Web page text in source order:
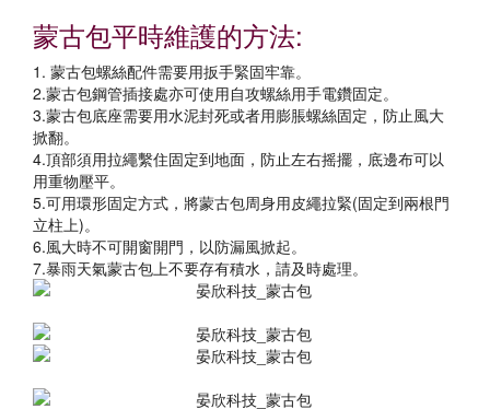
蒙古包平時維護的方法:
1. 蒙古包螺絲配件需要用扳手緊固牢靠。
2.蒙古包鋼管插接處亦可使用自攻螺絲用手電鑽固定。
3.蒙古包底座需要用水泥封死或者用膨脹螺絲固定，防止風大
掀翻。
4.頂部須用拉繩繫住固定到地面，防止左右摇擺，底邊布可以
用重物壓平。
5.可用環形固定方式，將蒙古包周身用皮繩拉緊(固定到兩根門
立柱上)。
6.風大時不可開窗開門，以防漏風掀起。
7.暴雨天氣蒙古包上不要存有積水，請及時處理。